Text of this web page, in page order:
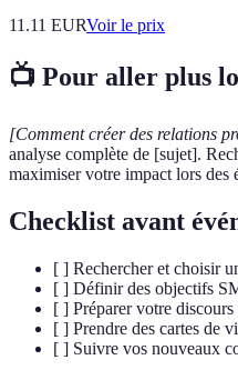
11.11 EURVoir le prix
📺 Pour aller plus
[Comment créer des relations
analyse complète de [sujet].
maximiser votre impact lors des
Checklist avant
[ ] Rechercher et choisir
[ ] Définir des objectifs
[ ] Préparer votre discours
[ ] Prendre des cartes de
[ ] Suivre vos nouveaux